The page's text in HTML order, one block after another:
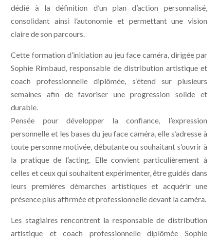
dédié à la définition d’un plan d’action personnalisé,
consolidant ainsi l’autonomie et permettant une vision
claire de son parcours.
Cette formation d’initiation au jeu face caméra, dirigée par
Sophie Rimbaud, responsable de distribution artistique et
coach professionnelle diplômée, s’étend sur plusieurs
semaines afin de favoriser une progression solide et
durable.
Pensée pour développer la confiance, l’expression
personnelle et les bases du jeu face caméra, elle s’adresse à
toute personne motivée, débutante ou souhaitant s’ouvrir à
la pratique de l’acting. Elle convient particulièrement à
celles et ceux qui souhaitent expérimenter, être guidés dans
leurs premières démarches artistiques et acquérir une
présence plus affirmée et professionnelle devant la caméra.
Les stagiaires rencontrent la responsable de distribution
artistique et coach professionnelle diplômée Sophie